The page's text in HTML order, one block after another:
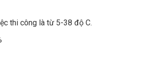
thi công là từ 5-38 độ C.